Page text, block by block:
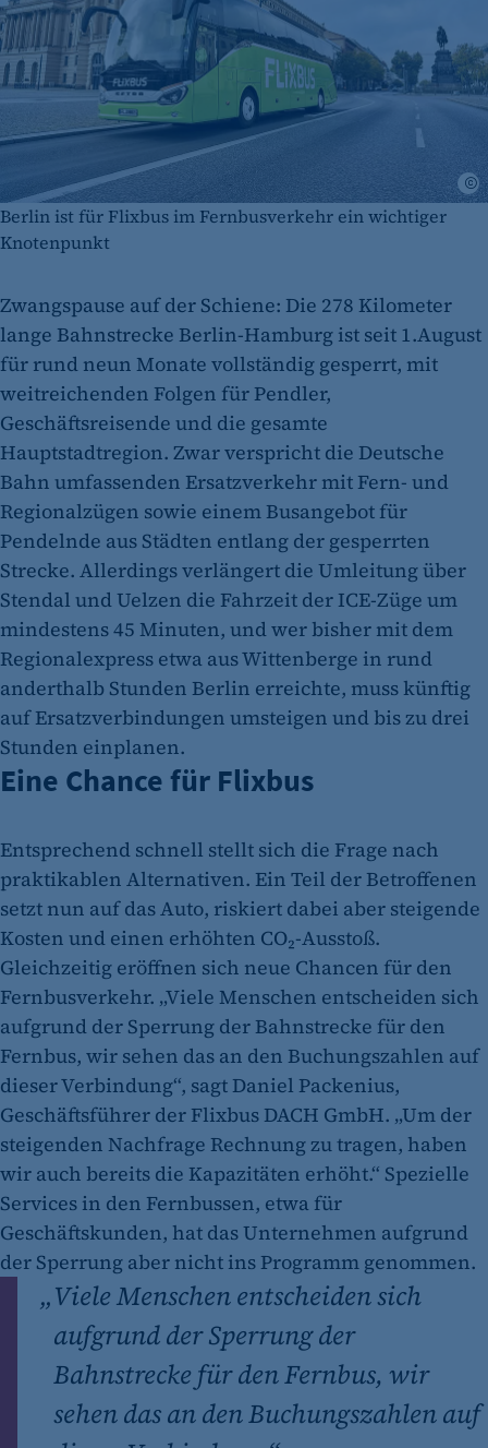
Berlin ist für Flixbus im Fernbusverkehr ein wichtiger
Knotenpunkt
Zwangspause auf der Schiene: Die 278 Kilometer
lange Bahnstrecke Berlin-Hamburg ist seit 1.August
für rund neun Monate vollständig gesperrt, mit
weitreichenden Folgen für Pendler,
Geschäftsreisende und die gesamte
Hauptstadtregion. Zwar verspricht die Deutsche
Bahn umfassenden Ersatzverkehr mit Fern- und
Regionalzügen sowie einem Busangebot für
Pendelnde aus Städten entlang der gesperrten
Strecke. Allerdings verlängert die Umleitung über
Stendal und Uelzen die Fahrzeit der ICE-Züge um
mindestens 45 Minuten, und wer bisher mit dem
Regionalexpress etwa aus Wittenberge in rund
anderthalb Stunden Berlin erreichte, muss künftig
auf Ersatzverbindungen umsteigen und bis zu drei
Stunden einplanen.
Eine Chance für Flixbus
Entsprechend schnell stellt sich die Frage nach
praktikablen Alternativen. Ein Teil der Betroffenen
setzt nun auf das Auto, riskiert dabei aber steigende
Kosten und einen erhöhten CO₂-Ausstoß.
Gleichzeitig eröffnen sich neue Chancen für den
Fernbusverkehr. „Viele Menschen entscheiden sich
aufgrund der Sperrung der Bahnstrecke für den
Fernbus, wir sehen das an den Buchungszahlen auf
dieser Verbindung“, sagt Daniel Packenius,
Geschäftsführer der Flixbus DACH GmbH. „Um der
steigenden Nachfrage Rechnung zu tragen, haben
wir auch bereits die Kapazitäten erhöht.“ Spezielle
Services in den Fernbussen, etwa für
Geschäftskunden, hat das Unternehmen aufgrund
der Sperrung aber nicht ins Programm genommen.
„Viele Menschen entscheiden sich
aufgrund der Sperrung der
Bahnstrecke für den Fernbus, wir
sehen das an den Buchungszahlen auf